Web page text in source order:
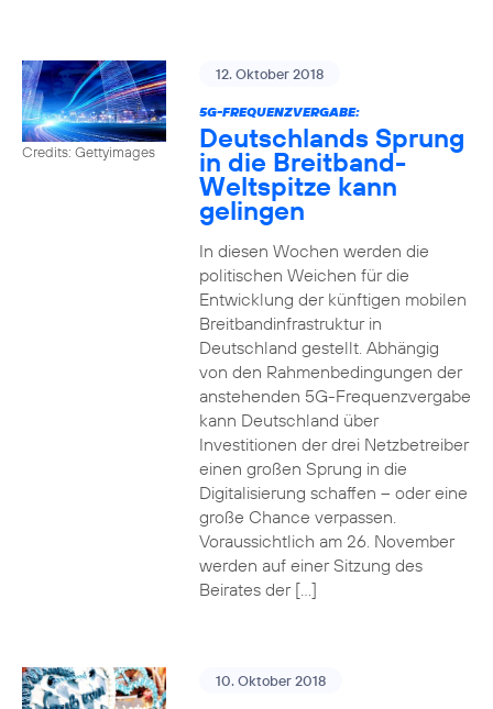
Credits: Gettyimages
12. Oktober 2018
5G-FREQUENZVERGABE:
Deutschlands Sprung
in die Breitband-
Weltspitze kann
gelingen
In diesen Wochen werden die
politischen Weichen für die
Entwicklung der künftigen mobilen
Breitbandinfrastruktur in
Deutschland gestellt. Abhängig
von den Rahmenbedingungen der
anstehenden 5G-Frequenzvergabe
kann Deutschland über
Investitionen der drei Netzbetreiber
einen großen Sprung in die
Digitalisierung schaffen – oder eine
große Chance verpassen.
Voraussichtlich am 26. November
werden auf einer Sitzung des
Beirates der […]
10. Oktober 2018